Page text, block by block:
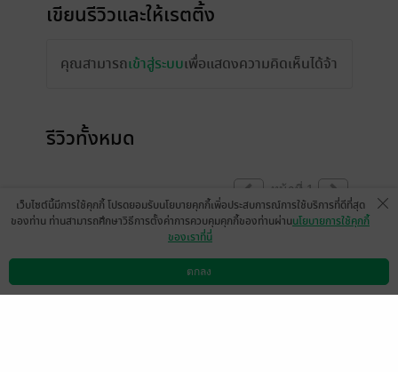
เขียนรีวิวและให้เรตติ้ง
คุณสามารถเข้าสู่ระบบเพื่อแสดงความคิดเห็นได้จ้า
รีวิวทั้งหมด
หน้าที่ 1
Tik Duangporn Pengpat
4 ส.ค. 25683:41 น.
ดาวน์โหลดแอป วิธีการใช้งาน ติดต่อเรา
เว็บไซต์นี้มีการใช้คุกกี้ โปรดยอมรับนโยบายคุกกี้เพื่อประสบการณ์การใช้บริการที่ดีที่สุด
ของท่าน ท่านสามารถศึกษาวิธีการตั้งค่าการควบคุมคุกกี้ของท่านผ่านนโยบายการใช้คุกกี้
ของเราที่นี่
ตกลง